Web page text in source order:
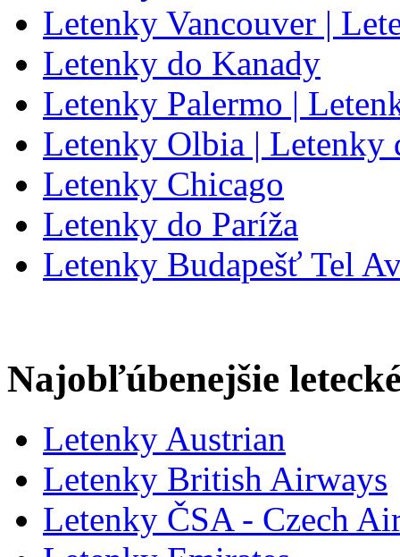
Letenky Vancouver |
Letenky do Kanady
Letenky Palermo |
Letenky Olbia | Letenky
Letenky Chicago
Letenky do Paríža
Letenky Budapešť Tel
Najobľúbenejšie
Letenky Austrian
Letenky British Airways
Letenky ČSA - Czech